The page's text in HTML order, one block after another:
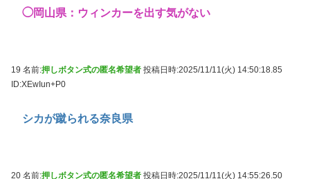
◯岡山県：ウィンカーを出す気がない
19 名前:押しボタン式の匿名希望者 投稿日時:2025/11/11(火) 14:50:18.85
ID:XEwIun+P0
シカが蹴られる奈良県
20 名前:押しボタン式の匿名希望者 投稿日時:2025/11/11(火) 14:55:26.50